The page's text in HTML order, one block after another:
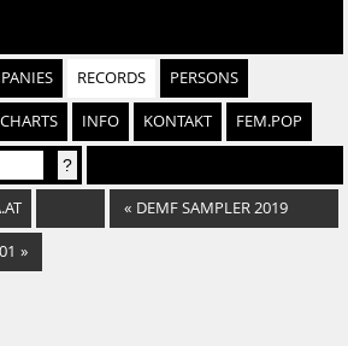
RECORDS PERSONS
CHARTS INFO KONTAKT FEM.POP
« DEMF SAMPLER 2019
»